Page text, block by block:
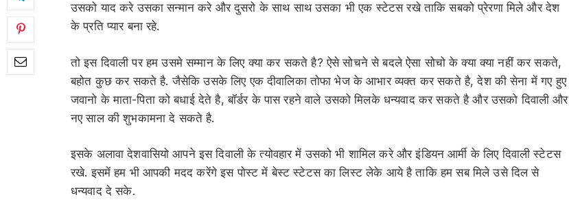
उसको याद करे उसका सन्मान करे और दुसरो के साथ साथ उसका भी एक स्टेटस रखे ताकि सबको प्रेरणा मिले और देश
के प्रति प्यार बना रहे.
तो इस दिवाली पर हम उसमे सम्मान के लिए क्या कर सकते है? ऐसे सोचने से बदले ऐसा सोचो के क्या क्या नहीं कर सकते,
बहोत कुछ कर सकते है. जैसेकि उसके लिए एक दीवालिका तोफा भेज के आभार व्यक्त कर सकते है, देश की सेना में गए हुए
जवानो के माता-पिता को बधाई देते है, बॉर्डर के पास रहने वाले उसको मिलके धन्यवाद कर सकते है और उसको दिवाली और
नए साल की शुभकामना दे सकते है.
इसके अलावा देशवासियो आपने इस दिवाली के त्योवहार में उसको भी शामिल करे और इंडियन आर्मी के लिए दिवाली स्टेटस
रखे. इसमें हम भी आपकी मदद करेंगे इस पोस्ट में बेस्ट स्टेटस का लिस्ट लेके आये है ताकि हम सब मिले उसे दिल से
धन्यवाद दे सके.